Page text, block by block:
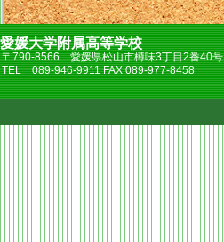
愛媛大学附属高等学校
〒790-8566 愛媛県松山市樽味3丁目2番40号
TEL 089-946-9911 FAX 089-977-8458